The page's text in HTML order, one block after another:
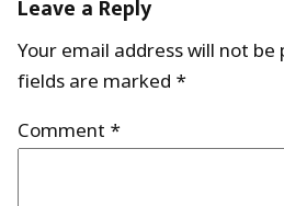
Leave a Reply
Your email address will not be
fields are marked *
Comment *